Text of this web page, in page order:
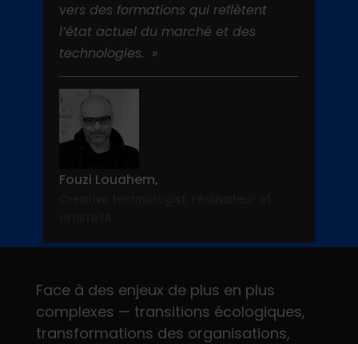
vers des formations qui reflètent
l’état actuel du marché et des
technologies. »
Fouzi Louahem,
Face à des enjeux de plus en plus
complexes — transitions écologiques,
transformations des organisations,